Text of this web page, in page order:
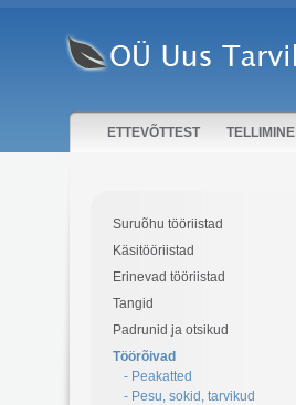
ETTEVÕTTEST TELLIMINE
Suruõhu tööriistad
Käsitööriistad
Erinevad tööriistad
Tangid
Padrunid ja otsikud
Töörõivad
- Peakatted
- Pesu, sokid, tarvikud